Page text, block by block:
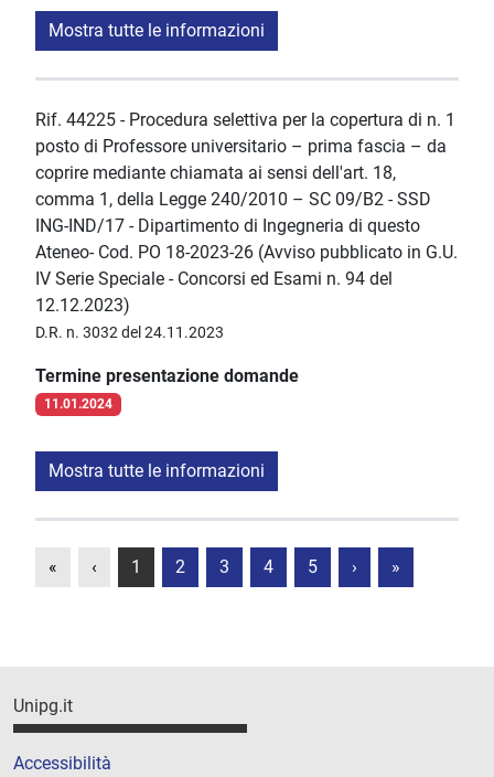
Mostra tutte le informazioni
Rif. 44225 - Procedura selettiva per la copertura di n. 1
posto di Professore universitario – prima fascia – da
coprire mediante chiamata ai sensi dell'art. 18,
comma 1, della Legge 240/2010 – SC 09/B2 - SSD
ING-IND/17 - Dipartimento di Ingegneria di questo
Ateneo- Cod. PO 18-2023-26 (Avviso pubblicato in G.U.
IV Serie Speciale - Concorsi ed Esami n. 94 del
12.12.2023)
D.R. n. 3032 del 24.11.2023
Termine presentazione domande
11.01.2024
Mostra tutte le informazioni
« ‹ 1 2 3 4 5 › »
Unipg.it
Accessibilità